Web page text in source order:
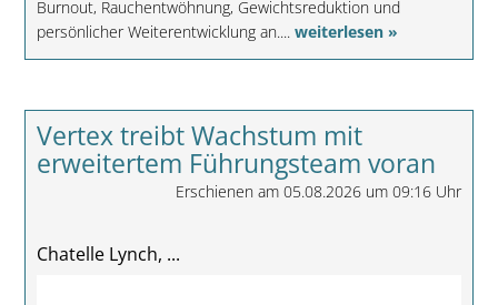
Burnout, Rauchentwöhnung, Gewichtsreduktion und
persönlicher Weiterentwicklung an.... weiterlesen »
Vertex treibt Wachstum mit
erweitertem Führungsteam voran
Erschienen am 05.08.2026 um 09:16 Uhr
Chatelle Lynch, ...